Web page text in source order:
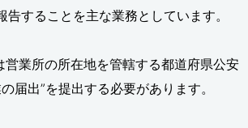
告することを主な業務としています。
営業所の所在地を管轄する都道府県公安
届出”を提出する必要があります。